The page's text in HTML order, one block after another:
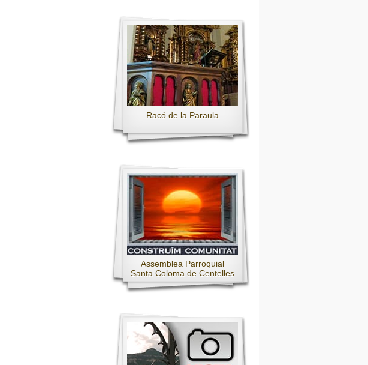
Racó de la Paraula
Assemblea Parroquial
Santa Coloma de Centelles